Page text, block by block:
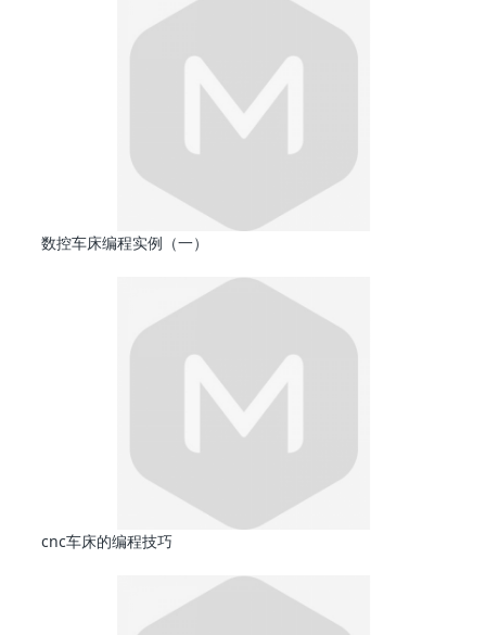
数控车床编程实例（一）
cnc车床的编程技巧